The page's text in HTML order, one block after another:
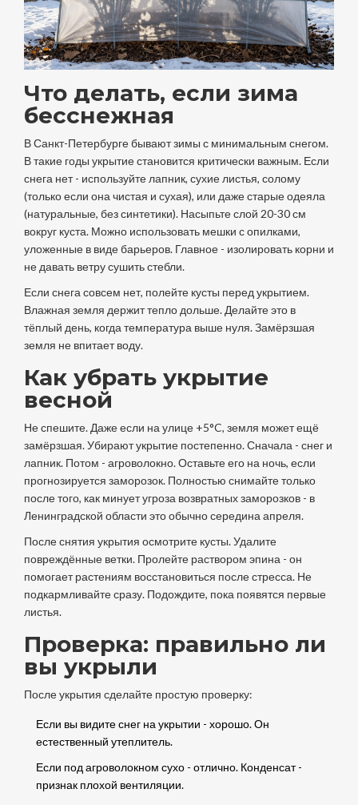
Что делать, если зима
бесснежная
В Санкт-Петербурге бывают зимы с минимальным снегом.
В такие годы укрытие становится критически важным. Если
снега нет - используйте лапник, сухие листья, солому
(только если она чистая и сухая), или даже старые одеяла
(натуральные, без синтетики). Насыпьте слой 20-30 см
вокруг куста. Можно использовать мешки с опилками,
уложенные в виде барьеров. Главное - изолировать корни и
не давать ветру сушить стебли.
Если снега совсем нет, полейте кусты перед укрытием.
Влажная земля держит тепло дольше. Делайте это в
тёплый день, когда температура выше нуля. Замёрзшая
земля не впитает воду.
Как убрать укрытие
весной
Не спешите. Даже если на улице +5°C, земля может ещё
замёрзшая. Убирают укрытие постепенно. Сначала - снег и
лапник. Потом - агроволокно. Оставьте его на ночь, если
прогнозируется заморозок. Полностью снимайте только
после того, как минует угроза возвратных заморозков - в
Ленинградской области это обычно середина апреля.
После снятия укрытия осмотрите кусты. Удалите
повреждённые ветки. Пролейте раствором эпина - он
помогает растениям восстановиться после стресса. Не
подкармливайте сразу. Подождите, пока появятся первые
листья.
Проверка: правильно ли
вы укрыли
После укрытия сделайте простую проверку:
Если вы видите снег на укрытии - хорошо. Он
естественный утеплитель.
Если под агроволокном сухо - отлично. Конденсат -
признак плохой вентиляции.